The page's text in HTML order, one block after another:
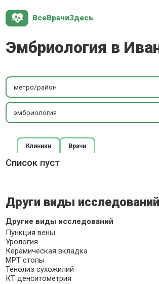
ВсеВрачиЗдесь
Эмбриология в
метро/район
эмбриология
Клиники Врачи
Список пуст
Други виды исследований
Другие виды исследований
Пункция вены
Урология
Керамическая вкладка
МРТ стопы
Тенолиз сухожилий
КТ денситометрия